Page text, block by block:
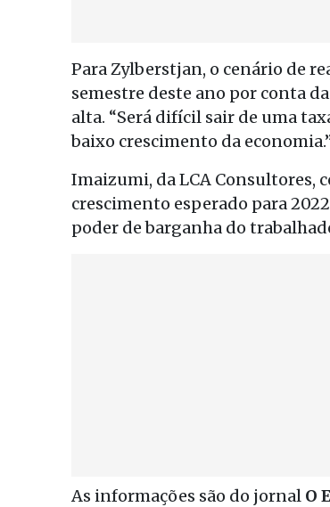
Para Zylberstjan, o cenário de
semestre deste ano por conta
alta. “Será difícil sair de uma
baixo crescimento da
Imaizumi, da LCA Consultores,
crescimento esperado para
poder de barganha do
As informações são do jornal O